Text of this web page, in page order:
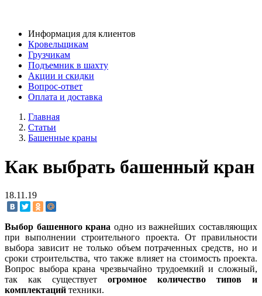
Информация для клиентов
Кровельщикам
Грузчикам
Подъемник в шахту
Акции и скидки
Вопрос-ответ
Оплата и доставка
Главная
Статьи
Башенные краны
Как выбрать башенный кран
18.11.19
Выбор башенного крана одно из важнейших составляющих
при выполнении строительного проекта. От правильности
выбора зависит не только объем потраченных средств, но и
сроки строительства, что также влияет на стоимость проекта.
Вопрос выбора крана чрезвычайно трудоемкий и сложный,
так как существует огромное количество типов и
комплектаций техники.